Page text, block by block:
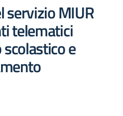
servizio MIUR
telematici
e